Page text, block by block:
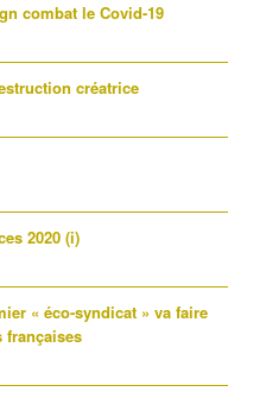
combat le Covid-19
créatrice
2020 (i)
« éco-syndicat » va faire
françaises